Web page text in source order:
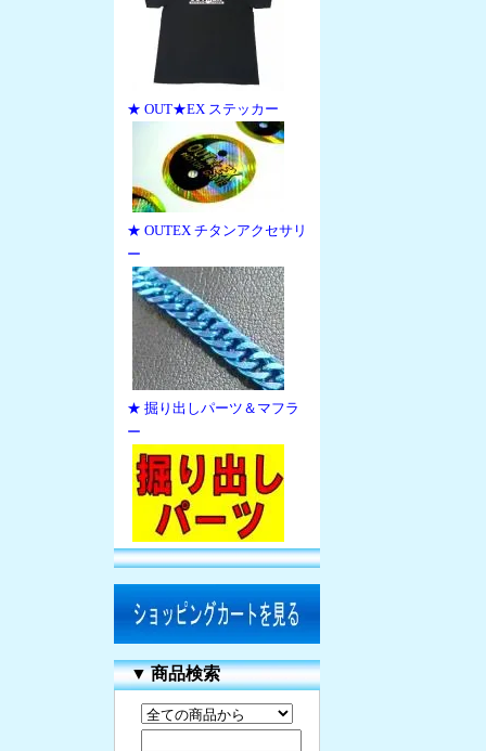
★ OUT★EX ステッカー
★ OUTEX チタンアクセサリ
ー
★ 掘り出しパーツ＆マフラ
ー
▼商品検索